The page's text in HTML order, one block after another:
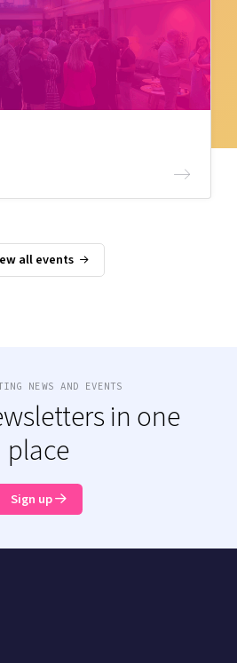
all events
NEWS AND EVENTS
in one
place
Sign up